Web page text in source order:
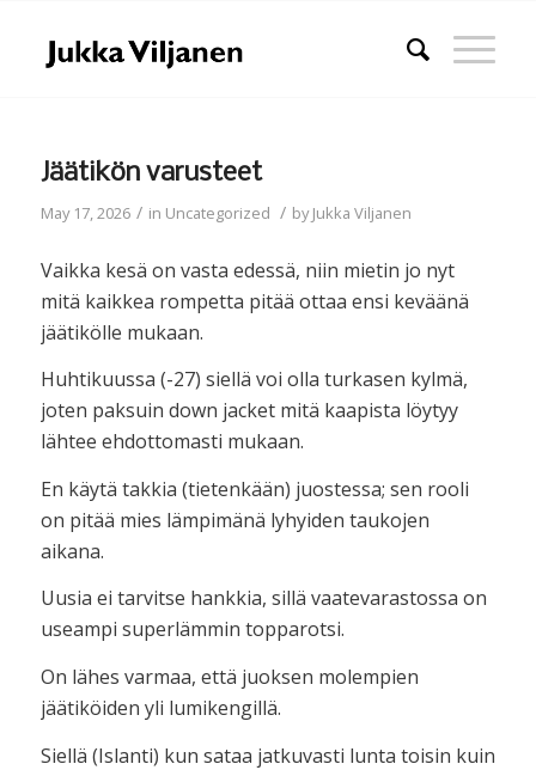
Jäätikön varusteet
May 17, 2026 / in Uncategorized / byJukka Viljanen
Vaikka kesä on vasta edessä, niin mietin jo nyt
mitä kaikkea rompetta pitää ottaa ensi keväänä
jäätikölle mukaan.
Huhtikuussa (-27) siellä voi olla turkasen kylmä,
joten paksuin down jacket mitä kaapista löytyy
lähtee ehdottomasti mukaan.
En käytä takkia (tietenkään) juostessa; sen rooli
on pitää mies lämpimänä lyhyiden taukojen
aikana.
Uusia ei tarvitse hankkia, sillä vaatevarastossa on
useampi superlämmin topparotsi.
On lähes varmaa, että juoksen molempien
jäätiköiden yli lumikengillä.
Siellä (Islanti) kun sataa jatkuvasti lunta toisin kuin